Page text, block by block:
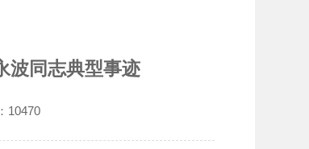
同志典型事迹
10470